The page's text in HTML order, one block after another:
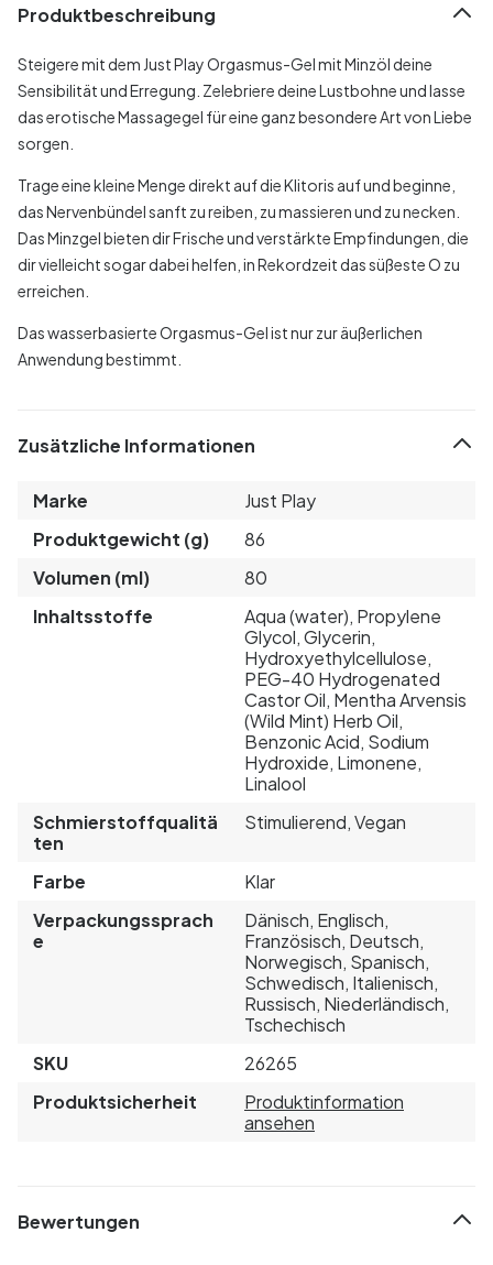
Produktbeschreibung
Steigere mit dem Just Play Orgasmus-Gel mit Minzöl deine
Sensibilität und Erregung. Zelebriere deine Lustbohne und lasse
das erotische Massagegel für eine ganz besondere Art von Liebe
sorgen.
Trage eine kleine Menge direkt auf die Klitoris auf und beginne,
das Nervenbündel sanft zu reiben, zu massieren und zu necken.
Das Minzgel bieten dir Frische und verstärkte Empfindungen, die
dir vielleicht sogar dabei helfen, in Rekordzeit das süßeste O zu
erreichen.
Das wasserbasierte Orgasmus-Gel ist nur zur äußerlichen
Anwendung bestimmt.
Zusätzliche Informationen
Marke
Just Play
Produktgewicht (g)
86
Volumen (ml)
80
Inhaltsstoffe
Aqua (water), Propylene
Glycol, Glycerin,
Hydroxyethylcellulose,
PEG-40 Hydrogenated
Castor Oil, Mentha Arvensis
(Wild Mint) Herb Oil,
Benzonic Acid, Sodium
Hydroxide, Limonene,
Linalool
Schmierstoffqualitä
ten
Stimulierend, Vegan
Farbe
Klar
Verpackungssprach
e
Dänisch, Englisch,
Französisch, Deutsch,
Norwegisch, Spanisch,
Schwedisch, Italienisch,
Russisch, Niederländisch,
Tschechisch
SKU
26265
Produktsicherheit
Produktinformation
ansehen
Bewertungen